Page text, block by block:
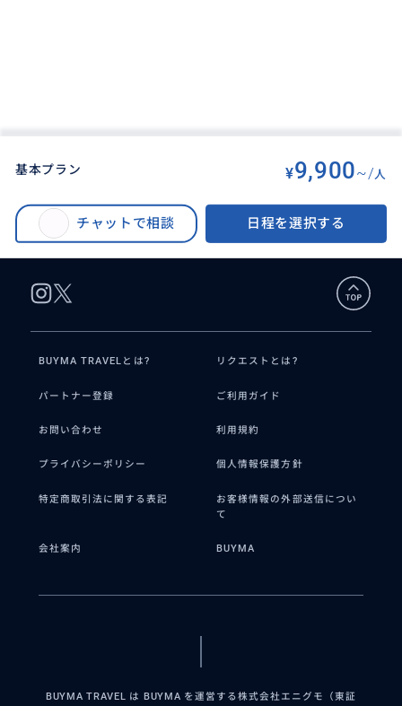
基本プラン ¥9,900~/ 人
チャットで相談 日程を選択する
BUYMA TRAVEL> セブオプショナルツアー>
夜景鑑賞＆フィリピンディナーツアー
BUYMA TRAVELとは? リクエストとは?
パートナー登録 ご利用ガイド
お問い合わせ 利用規約
プライバシーポリシー 個人情報保護方針
特定商取引法に関する表記
お客様情報の外部送信につい
て
会社案内 BUYMA
BUYMA TRAVEL は BUYMA を運営する株式会社エニグモ（東証